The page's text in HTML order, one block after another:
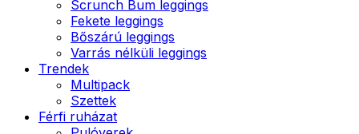
Scrunch Bum leggings
Fekete leggings
Bőszárú leggings
Varrás nélküli leggings
Trendek
Multipack
Szettek
Férfi ruházat